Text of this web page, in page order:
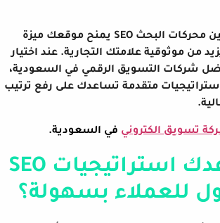
استثمارك في تحسين محركات البحث SEO يمنح موقعك ميزة
من موثوقية علامتك التجارية. عند اختيار
شركات التسويق الرقمي في السعودية،
متقدمة تساعدك على رفع ترتيب
تسويق الكتروني في السعودية.
كيف تساعدك استراتيجيات SEO
للعملاء بسهولة؟